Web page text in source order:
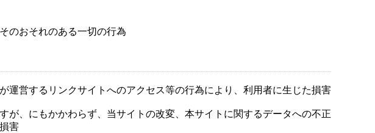
のおそれのある一切の行為
営するリンクサイトへのアクセス等の行為により、利用者に生じた損害
、にもかかわらず、当サイトの改変、本サイトに関するデータへの不正
害